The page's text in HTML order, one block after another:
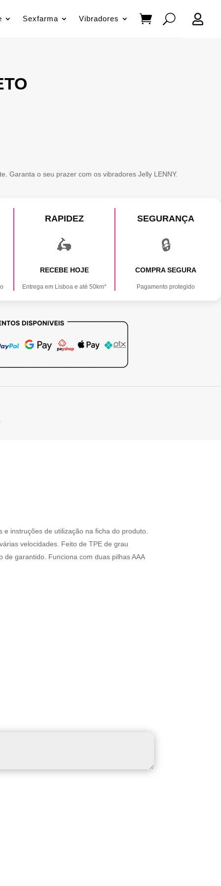
Sexfarma Vibradores 
Garanta o seu prazer com os vibradores Jelly LENNY.
RAPIDEZ
🛵
RECEBE HOJE
Entrega em Lisboa e até 50km*
SEGURANÇA
🔒
COMPRA SEGURA
Pagamento protegido
instruções de utilização na ficha do produto.
velocidades. Feito de TPE de grau
garantido. Funciona com duas pilhas AAA